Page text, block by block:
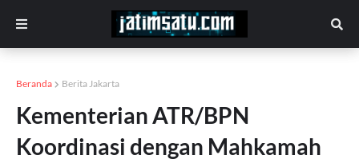
Beranda Berita Jakarta
Kementerian ATR/BPN
Koordinasi dengan Mahkamah